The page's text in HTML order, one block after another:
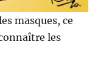
masques, ce
les